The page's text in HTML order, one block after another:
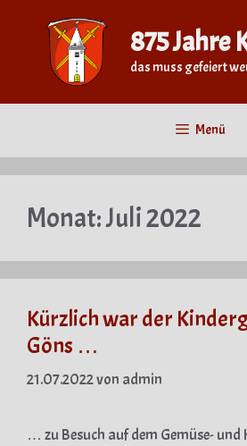
springen
875 Jahre
das muss gefeiert
Menü
Monat:Juli 2022
Kürzlich war der
Göns …
21.07.2022von admin
… zu Besuch auf dem Gemüse-